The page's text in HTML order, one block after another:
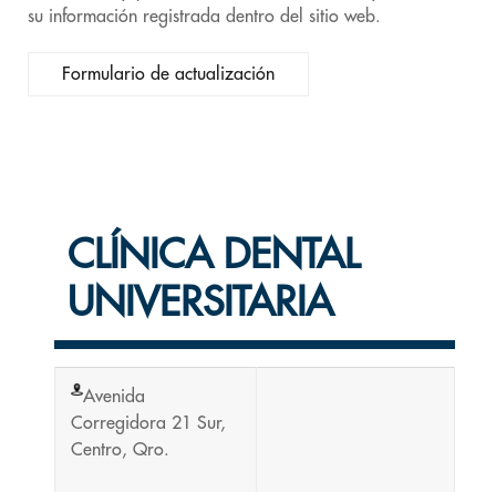
su información registrada dentro del sitio web.
Formulario de actualización
CLÍNICA DENTAL
UNIVERSITARIA
Avenida
Corregidora 21 Sur,
Centro, Qro.